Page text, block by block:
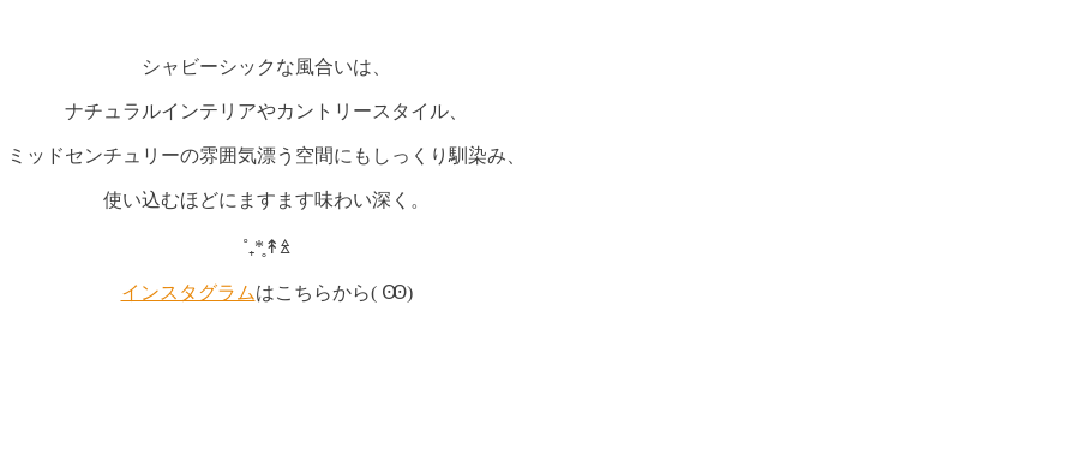
シャビーシックな風合いは、
ナチュラルインテリアやカントリースタイル、
ミッドセンチュリーの雰囲気漂う空間にもしっくり馴染み、
使い込むほどにますます味わい深く。
˚₊*̥↟ꊛ
インスタグラムはこちらから( Ꙭ)